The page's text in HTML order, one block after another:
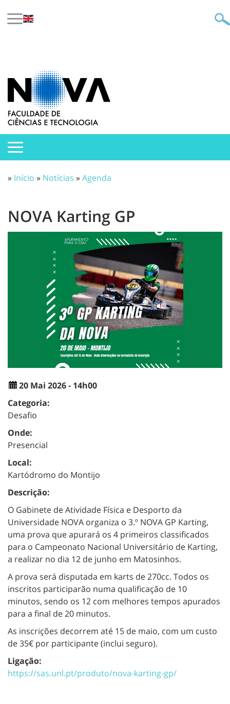
» Início » Notícias »Agenda
NOVA Karting GP
20 Mai 2026 - 14h00
Categoria:
Desafio
Onde:
Presencial
Local:
Kartódromo do Montijo
Descrição:
O Gabinete de Atividade Física e Desporto da
Universidade NOVA organiza o 3.º NOVA GP Karting,
uma prova que apurará os 4 primeiros classificados
para o Campeonato Nacional Universitário de Karting,
a realizar no dia 12 de junho em Matosinhos.
A prova será disputada em karts de 270cc. Todos os
inscritos participarão numa qualificação de 10
minutos, sendo os 12 com melhores tempos apurados
para a final de 20 minutos.
As inscrições decorrem até 15 de maio, com um custo
de 35€ por participante (inclui seguro).
Ligação:
https://sas.unl.pt/produto/nova-karting-gp/